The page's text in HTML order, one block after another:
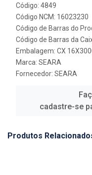
Código: 4849
Código NCM: 16023230
Código de Barras do
Código de Barras da
Embalagem: CX
Marca: SEARA
Fornecedor: SEARA
cadastre-se
Produtos